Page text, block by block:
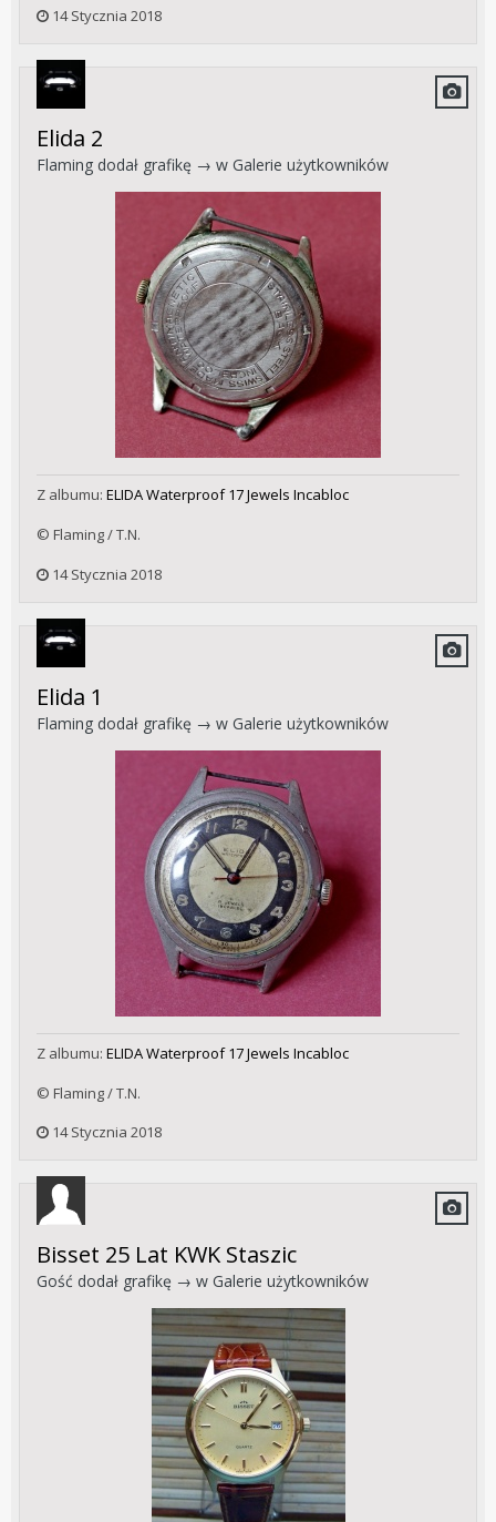
14 Stycznia 2018
Elida 2
Flaming dodał grafikę → w Galerie użytkowników
Z albumu: ELIDA Waterproof 17 Jewels Incabloc
© Flaming / T.N.
14 Stycznia 2018
Elida 1
Flaming dodał grafikę → w Galerie użytkowników
Z albumu: ELIDA Waterproof 17 Jewels Incabloc
© Flaming / T.N.
14 Stycznia 2018
Bisset 25 Lat KWK Staszic
Gość dodał grafikę → w Galerie użytkowników